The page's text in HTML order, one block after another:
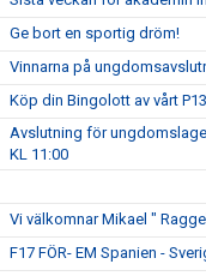
Ge bort en sportig dröm!
Vinnarna på
Köp din Bingolott av vårt
Avslutning för
KL 11:00
Vi välkomnar Mikael "
F17 FÖR- EM Spanien -